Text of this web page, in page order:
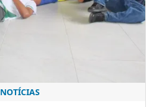
NOTÍCIAS